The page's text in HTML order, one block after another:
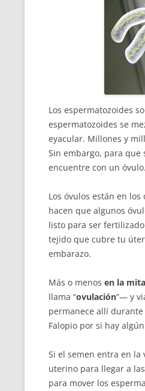
Los espermatozoides
espermatozoides se
eyacular. Millones y
Sin embargo, para que
encuentre con un óvulo.
Los óvulos están en
hacen que algunos
listo para ser
tejido que cubre tu
embarazo.
Más o menos en la
llama “ovulación”— y
permanece allí
Falopio por si hay
Si el semen entra en
uterino para llegar a
para mover los